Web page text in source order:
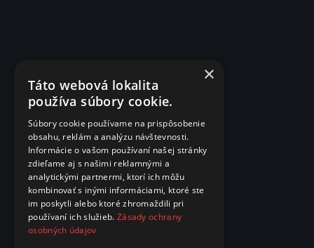
×
Táto webová lokalita
používa súbory cookie.
Súbory cookie používame na prispôsobenie
obsahu, reklám a analýzu návštevnosti.
Informácie o vašom používaní našej stránky
zdieľame aj s našimi reklamnými a
analytickými partnermi, ktorí ich môžu
kombinovať s inými informáciami, ktoré ste
im poskytli alebo ktoré zhromaždili pri
používaní ich služieb. Zásady ochrany
osobných údajov